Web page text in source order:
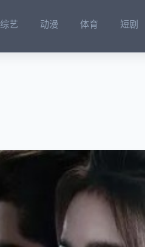
综艺 动漫 体育 短剧